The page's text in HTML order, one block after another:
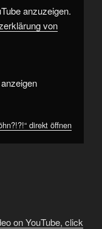
anzuzeigen.
von
direkt öffnen
on YouTube, click